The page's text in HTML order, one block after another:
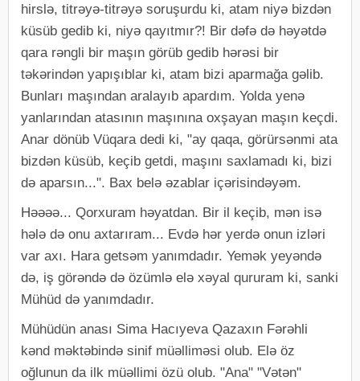
hirslə, titrəyə-titrəyə soruşurdu ki, atam niyə bizdən
küsüb gedib ki, niyə qayıtmır?! Bir dəfə də həyətdə
qara rəngli bir maşın görüb gedib hərəsi bir
təkərindən yapışıblar ki, atam bizi aparmağa gəlib.
Bunları maşından aralayıb apardım. Yolda yenə
yanlarından atasının maşınına oxşayan maşın keçdi.
Anar dönüb Vüqara dedi ki, "ay qaqa, görürsənmi ata
bizdən küsüb, keçib getdi, maşını saxlamadı ki, bizi
də aparsın...". Bax belə əzablar içərisindəyəm.
Həəəə... Qorxuram həyatdan. Bir il keçib, mən isə
hələ də onu axtarıram... Evdə hər yerdə onun izləri
var axı. Hara getsəm yanımdadır. Yemək yeyəndə
də, iş görəndə də özümlə elə xəyal qururam ki, sanki
Mühüd də yanımdadır.
Mühüdün anası Sima Hacıyeva Qazaxın Fərəhli
kənd məktəbində sinif müəlliməsi olub. Elə öz
oğlunun da ilk müəllimi özü olub. "Ana" "Vətən"